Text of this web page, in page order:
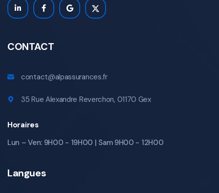
CONTACT
contact@alpassurances.fr
35 Rue Alexandre Reverchon, 01170 Gex
Horaires
Lun – Ven: 9H00 - 19H00 | Sam 9H00 - 12H00
Langues